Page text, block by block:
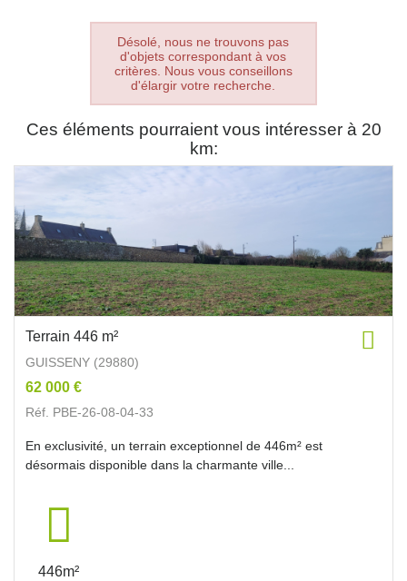
Désolé, nous ne trouvons pas
d'objets correspondant à vos
critères. Nous vous conseillons
d'élargir votre recherche.
Ces éléments pourraient vous intéresser à 20
km:
Terrain 446 m²
GUISSENY (29880)
62 000 €
Réf. PBE-26-08-04-33
En exclusivité, un terrain exceptionnel de 446m² est
désormais disponible dans la charmante ville...
446m²